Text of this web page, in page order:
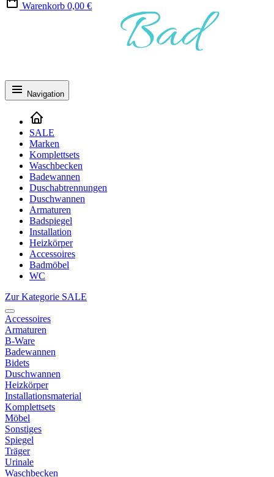
Warenkorb 0,00 €
Navigation
SALE
Marken
Komplettsets
Waschbecken
Badewannen
Duschabtrennungen
Duschwannen
Armaturen
Badspiegel
Installation
Heizkörper
Accessoires
Badmöbel
WC
Zur Kategorie SALE
Accessoires
Armaturen
B-Ware
Badewannen
Bidets
Duschwannen
Heizkörper
Installationsmaterial
Komplettsets
Möbel
Sonstiges
Spiegel
Träger
Urinale
Waschbecken